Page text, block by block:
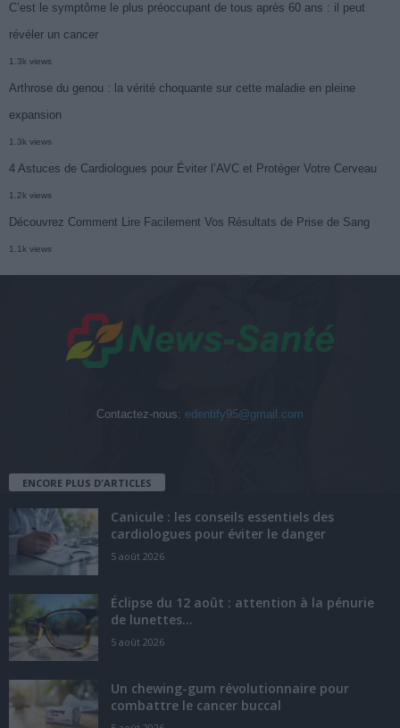
C’est le symptôme le plus préoccupant de tous après 60 ans : il peut
révéler un cancer
1.3k views
Arthrose du genou : la vérité choquante sur cette maladie en pleine
expansion
1.3k views
4 Astuces de Cardiologues pour Éviter l’AVC et Protéger Votre Cerveau
1.2k views
Découvrez Comment Lire Facilement Vos Résultats de Prise de Sang
1.1k views
Contactez-nous: edentify95@gmail.com
ENCORE PLUS D'ARTICLES
Canicule : les conseils essentiels des
cardiologues pour éviter le danger
5 août 2026
Éclipse du 12 août : attention à la pénurie
de lunettes...
5 août 2026
Un chewing-gum révolutionnaire pour
combattre le cancer buccal